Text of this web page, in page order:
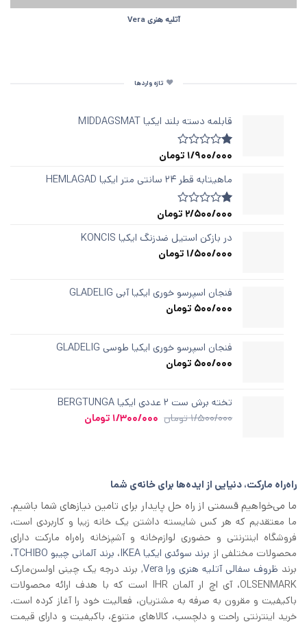
آتلیه هنری Vera
تازه واردها
قابلمه دسته‌ بلند ایکیا MIDDAGSMAT
امتیازدهی
از
در
1
امتیازدهی
مشتری
1/900/000 تومان
ماهیتابه قطر ۲۴ سانتی متر ایکیا HEMLAGAD
امتیازدهی
از
در
1
2/500/000 تومان
در بازکن استیل ضدزنگ ایکیا KONCIS
1/500/000 تومان
فنجان اسپرسو خوری ایکیا آبی GLADELIG
500/000 تومان
فنجان اسپرسو خوری ایکیا طوسی GLADELIG
500/000 تومان
تخته برش ست ۲ عددی ایکیا BERGTUNGA
1/500/000 تومان قیمت
1/300/000 تومان
راه‌راه مارکت، دنیایی از ایده‌ها برای خانه‌ی شما
ما می‌خواهیم قسمتی از راه حل پایدار برای تامین نیازهای شما باشیم.
ما معتقدیم که هر کس شایسته داشتن یک خانه زیبا و کاربردی است،
فروشگاه اینترنتی و حضوری لوازم‌خانه و آشپزخانه راه‌راه مارکت دارای
محصولات مختلفی از برند سوئدی ایکیا IKEA ، برند آلمانی چیبو TCHIBO
،
برند ظروف سفالی آتلیه هنری ورا Vera
, برند درجه یک چینی اولسن‌مارک
OLSENMARK، آی اچ‌ ار آلمان IHR است که با هدف ارائه محصولات
باکیفیت و مقرون به صرفه به مشتریان، فعالیت خود را آغاز کرده است.
خرید اینترنتی راحت و دلچسب، کالاهای متنوع، باکیفیت و دارای قیمت